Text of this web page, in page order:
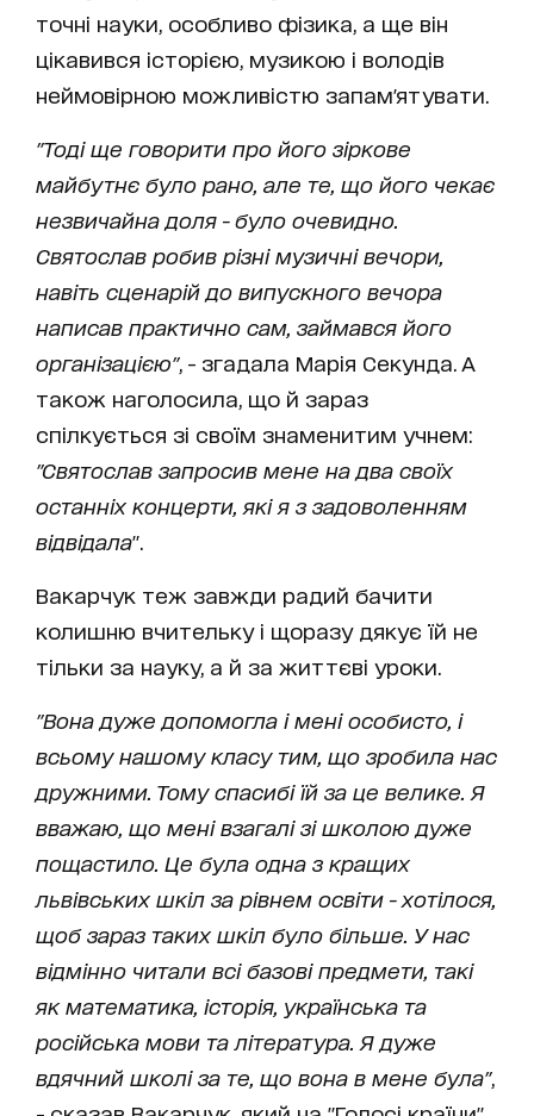
точні науки, особливо фізика, а ще він
цікавився історією, музикою і володів
неймовірною можливістю запам'ятувати.
"Тоді ще говорити про його зіркове
майбутнє було рано, але те, що його чекає
незвичайна доля - було очевидно.
Святослав робив різні музичні вечори,
навіть сценарій до випускного вечора
написав практично сам, займався його
організацією", - згадала Марія Секунда. А
також наголосила, що й зараз
спілкується зі своїм знаменитим учнем:
"Святослав запросив мене на два своїх
останніх концерти, які я з задоволенням
відвідала".
Вакарчук теж завжди радий бачити
колишню вчительку і щоразу дякує їй не
тільки за науку, а й за життєві уроки.
"Вона дуже допомогла і мені особисто, і
всьому нашому класу тим, що зробила нас
дружними. Тому спасибі їй за це велике. Я
вважаю, що мені взагалі зі школою дуже
пощастило. Це була одна з кращих
львівських шкіл за рівнем освіти - хотілося,
щоб зараз таких шкіл було більше. У нас
відмінно читали всі базові предмети, такі
як математика, історія, українська та
російська мови та література. Я дуже
вдячний школі за те, що вона в мене була",